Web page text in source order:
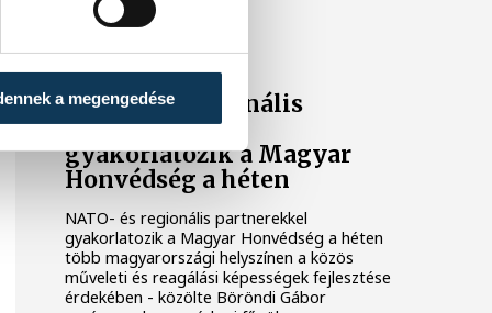
a megengedése
NATO- és regionális
partnerekkel
gyakorlatozik a Magyar
Honvédség a héten
NATO- és regionális partnerekkel
gyakorlatozik a Magyar Honvédség a héten
több magyarországi helyszínen a közös
műveleti és reagálási képességek fejlesztése
érdekében - közölte Böröndi Gábor